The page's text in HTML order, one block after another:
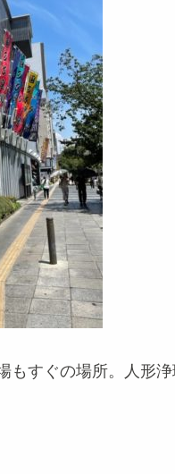
もすぐの場所。人形